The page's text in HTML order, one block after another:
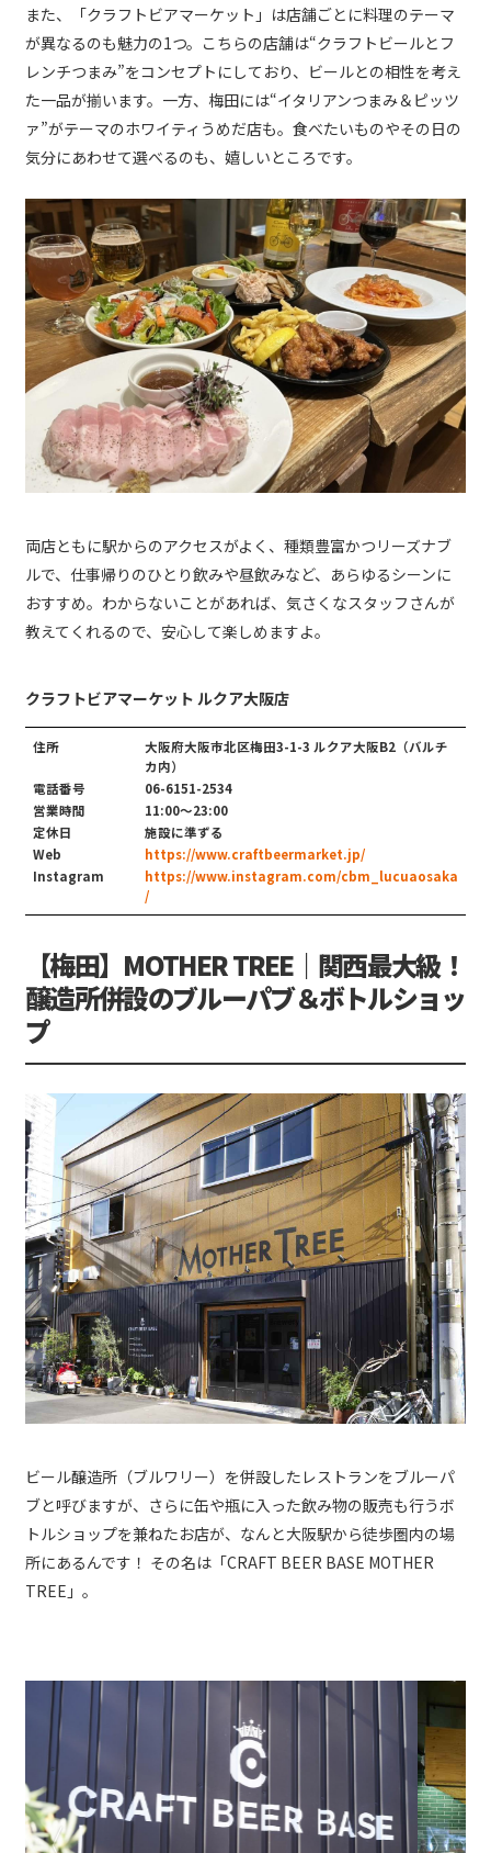
また、「クラフトビアマーケット」は店舗ごとに料理のテーマ
が異なるのも魅力の1つ。こちらの店舗は“クラフトビールとフ
レンチつまみ”をコンセプトにしており、ビールとの相性を考え
た一品が揃います。一方、梅田には“イタリアンつまみ＆ピッツ
ァ”がテーマのホワイティうめだ店も。食べたいものやその日の
気分にあわせて選べるのも、嬉しいところです。
両店ともに駅からのアクセスがよく、種類豊富かつリーズナブ
ルで、仕事帰りのひとり飲みや昼飲みなど、あらゆるシーンに
おすすめ。わからないことがあれば、気さくなスタッフさんが
教えてくれるので、安心して楽しめますよ。
クラフトビアマーケット ルクア大阪店
住所
大阪府大阪市北区梅田3-1-3 ルクア大阪B2（バルチ
カ内）
電話番号
06-6151-2534
営業時間
11:00～23:00
定休日
施設に準ずる
Web
https://www.craftbeermarket.jp/
Instagram
https://www.instagram.com/cbm_lucuaosaka
/
【梅田】MOTHER TREE｜関西最大級！
醸造所併設のブルーパブ＆ボトルショッ
プ
ビール醸造所（ブルワリー）を併設したレストランをブルーパ
ブと呼びますが、さらに缶や瓶に入った飲み物の販売も行うボ
トルショップを兼ねたお店が、なんと大阪駅から徒歩圏内の場
所にあるんです！ その名は「CRAFT BEER BASE MOTHER
TREE」。